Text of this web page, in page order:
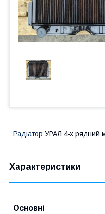
Радіатор УРАЛ 4-х рядний
Характеристики
Основні